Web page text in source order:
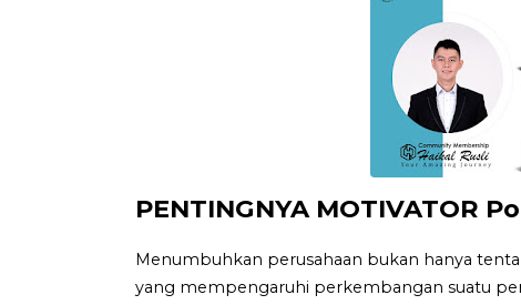
PENTINGNYA MOTIVATOR
Menumbuhkan perusahaan bukan hanya
yang mempengaruhi perkembangan suatu